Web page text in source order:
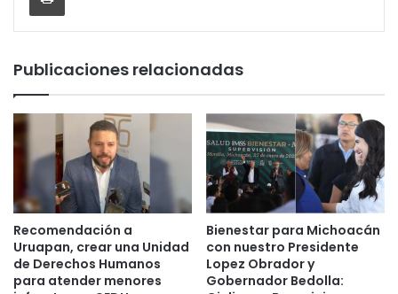
Publicaciones relacionadas
Recomendación a
Uruapan, crear una Unidad
de Derechos Humanos
para atender menores
Bienestar para Michoacán
con nuestro Presidente
Lopez Obrador y
Gobernador Bedolla: